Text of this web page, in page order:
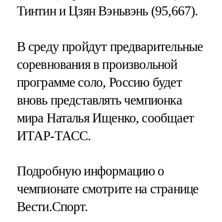
Тинтин и Цзян Вэньвэнь (95,667).
В среду пройдут предварительные
соревнования в произвольной
программе соло, Россию будет
вновь представлять чемпионка
мира Наталья Ищенко, сообщает
ИТАР-ТАСС.
Подробную информацию о
чемпионате смотрите на странице
Вести.Спорт.